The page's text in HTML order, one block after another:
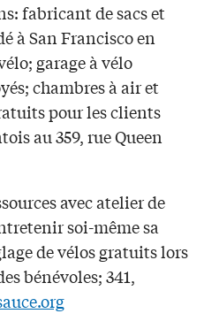
fabricant de sacs et
à San Francisco en
garage à vélo
chambres à air et
pour les clients
au 359, rue Queen
avec atelier de
soi-même sa
de vélos gratuits lors
bénévoles; 341,